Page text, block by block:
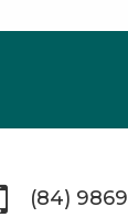
(84)